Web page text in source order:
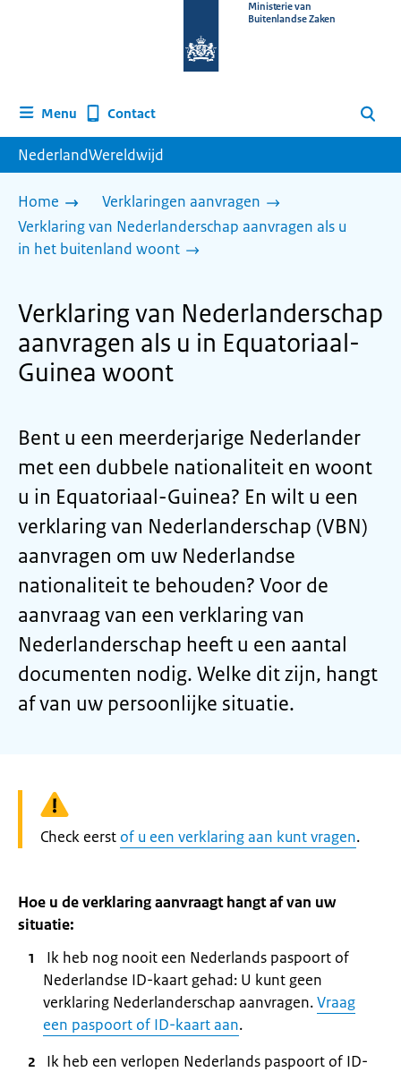
homepage
Ministerie van
Buitenlandse Zaken
Menu Contact Zoeken
NederlandWereldwijd
Home
Verklaringen aanvragen
Verklaring van Nederlanderschap aanvragen als u
in het buitenland woont
Verklaring van Nederlanderschap
aanvragen als u in Equatoriaal-
Guinea woont
Bent u een meerderjarige Nederlander
met een dubbele nationaliteit en woont
u in Equatoriaal-Guinea? En wilt u een
verklaring van Nederlanderschap (VBN)
aanvragen om uw Nederlandse
nationaliteit te behouden? Voor de
aanvraag van een verklaring van
Nederlanderschap heeft u een aantal
documenten nodig. Welke dit zijn, hangt
af van uw persoonlijke situatie.
Waarschuwing:
Check eerst of u een verklaring aan kunt vragen.
Hoe u de verklaring aanvraagt hangt af van uw
situatie:
Ik heb nog nooit een Nederlands paspoort of
Nederlandse ID-kaart gehad: U kunt geen
verklaring Nederlanderschap aanvragen.Vraag
een paspoort of ID-kaart aan.
Ik heb een verlopen Nederlands paspoort of ID-